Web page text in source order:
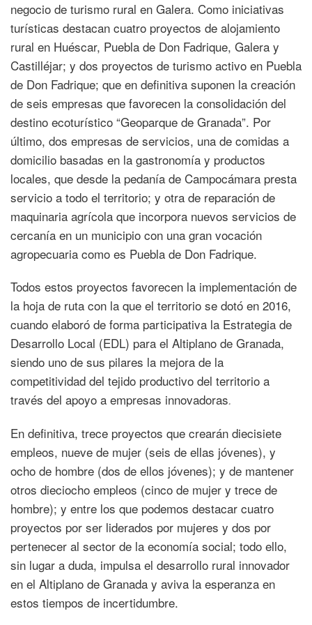
negocio de turismo rural en Galera. Como iniciativas
turísticas destacan cuatro proyectos de alojamiento
rural en Huéscar, Puebla de Don Fadrique, Galera y
Castilléjar; y dos proyectos de turismo activo en Puebla
de Don Fadrique; que en definitiva suponen la creación
de seis empresas que favorecen la consolidación del
destino ecoturístico “Geoparque de Granada”. Por
último, dos empresas de servicios, una de comidas a
domicilio basadas en la gastronomía y productos
locales, que desde la pedanía de Campocámara presta
servicio a todo el territorio; y otra de reparación de
maquinaria agrícola que incorpora nuevos servicios de
cercanía en un municipio con una gran vocación
agropecuaria como es Puebla de Don Fadrique.
Todos estos proyectos favorecen la implementación de
la hoja de ruta con la que el territorio se dotó en 2016,
cuando elaboró de forma participativa la Estrategia de
Desarrollo Local (EDL) para el Altiplano de Granada,
siendo uno de sus pilares la mejora de la
competitividad del tejido productivo del territorio a
través del apoyo a empresas innovadoras.
En definitiva, trece proyectos que crearán diecisiete
empleos, nueve de mujer (seis de ellas jóvenes), y
ocho de hombre (dos de ellos jóvenes); y de mantener
otros dieciocho empleos (cinco de mujer y trece de
hombre); y entre los que podemos destacar cuatro
proyectos por ser liderados por mujeres y dos por
pertenecer al sector de la economía social; todo ello,
sin lugar a duda, impulsa el desarrollo rural innovador
en el Altiplano de Granada y aviva la esperanza en
estos tiempos de incertidumbre.